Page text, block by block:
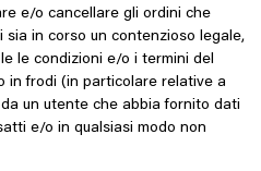
e/o cancellare gli ordini che
in corso un contenzioso legale,
le condizioni e/o i termini del
in frodi (in particolare relative a
un utente che abbia fornito dati
e/o in qualsiasi modo non